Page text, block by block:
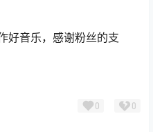
好音乐，感谢粉丝的支
0 0